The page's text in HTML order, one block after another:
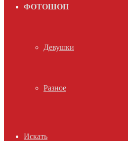
ФОТОШОП
Девушки
Разное
Искать